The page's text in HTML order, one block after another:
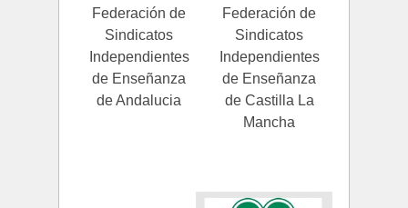
Federación de
Sindicatos
Independientes
de Enseñanza
de Andalucia
Federación de
Sindicatos
Independientes
de Enseñanza
de Castilla La
Mancha